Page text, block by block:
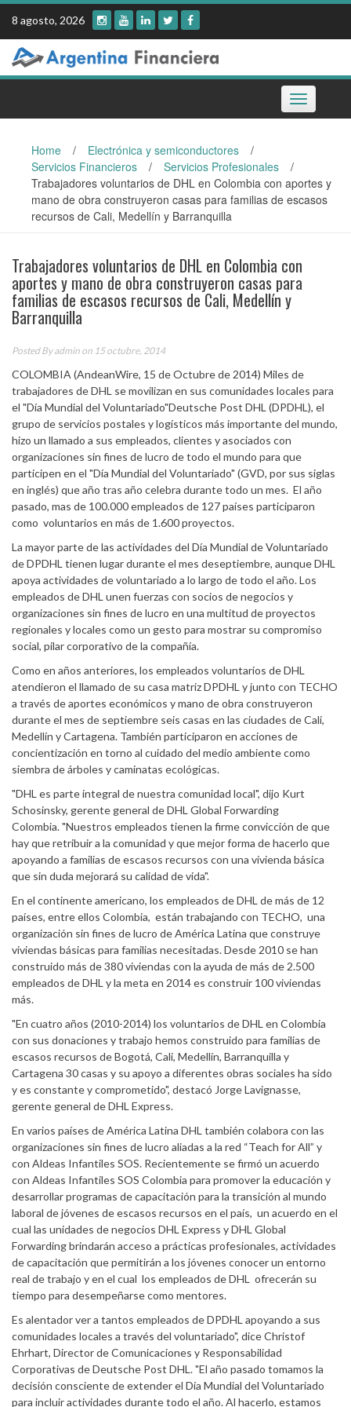
Skip
content
8 agosto, 2026
Toggle
navigation
Home / Electrónica y semiconductores
/
Servicios Financieros
/ Servicios Profesionales
/
Trabajadores voluntarios de DHL en Colombia con aportes y
mano de obra construyeron casas para familias de escasos
recursos de Cali, Medellín y Barranquilla
Trabajadores voluntarios de DHL en Colombia con
aportes y mano de obra construyeron casas para
familias de escasos recursos de Cali, Medellín y
Barranquilla
Posted Byadmin on 15 octubre, 2014
COLOMBIA (AndeanWire, 15 de Octubre de 2014) Miles de
trabajadores de DHL se movilizan en sus comunidades locales para
el "Día Mundial del Voluntariado"Deutsche Post DHL (DPDHL), el
grupo de servicios postales y logísticos más importante del mundo,
hizo un llamado a sus empleados, clientes y asociados con
organizaciones sin fines de lucro de todo el mundo para que
participen en el "Día Mundial del Voluntariado" (GVD, por sus siglas
en inglés) que año tras año celebra durante todo un mes. El año
pasado, mas de 100.000 empleados de 127 países participaron
como voluntarios en más de 1.600 proyectos.
La mayor parte de las actividades del Día Mundial de Voluntariado
de DPDHL tienen lugar durante el mes deseptiembre, aunque DHL
apoya actividades de voluntariado a lo largo de todo el año. Los
empleados de DHL unen fuerzas con socios de negocios y
organizaciones sin fines de lucro en una multitud de proyectos
regionales y locales como un gesto para mostrar su compromiso
social, pilar corporativo de la compañía.
Como en años anteriores, los empleados voluntarios de DHL
atendieron el llamado de su casa matriz DPDHL y junto con TECHO
a través de aportes económicos y mano de obra construyeron
durante el mes de septiembre seis casas en las ciudades de Cali,
Medellín y Cartagena. También participaron en acciones de
concientización en torno al cuidado del medio ambiente como
siembra de árboles y caminatas ecológicas.
"DHL es parte integral de nuestra comunidad local", dijo Kurt
Schosinsky, gerente general de DHL Global Forwarding
Colombia. "Nuestros empleados tienen la firme convicción de que
hay que retribuir a la comunidad y que mejor forma de hacerlo que
apoyando a familias de escasos recursos con una vivienda básica
que sin duda mejorará su calidad de vida".
En el continente americano, los empleados de DHL de más de 12
países, entre ellos Colombia, están trabajando con TECHO, una
organización sin fines de lucro de América Latina que construye
viviendas básicas para familias necesitadas. Desde 2010 se han
construido más de 380 viviendas con la ayuda de más de 2.500
empleados de DHL y la meta en 2014 es construir 100 viviendas
más.
"En cuatro años (2010-2014) los voluntarios de DHL en Colombia
con sus donaciones y trabajo hemos construido para familias de
escasos recursos de Bogotá, Cali, Medellín, Barranquilla y
Cartagena 30 casas y su apoyo a diferentes obras sociales ha sido
y es constante y comprometido", destacó Jorge Lavignasse,
gerente general de DHL Express.
En varios países de América Latina DHL también colabora con las
organizaciones sin fines de lucro aliadas a la red “Teach for All” y
con Aldeas Infantiles SOS. Recientemente se firmó un acuerdo
con Aldeas Infantiles SOS Colombia para promover la educación y
desarrollar programas de capacitación para la transición al mundo
laboral de jóvenes de escasos recursos en el país, un acuerdo en el
cual las unidades de negocios DHL Express y DHL Global
Forwarding brindarán acceso a prácticas profesionales, actividades
de capacitación que permitirán a los jóvenes conocer un entorno
real de trabajo y en el cual los empleados de DHL ofrecerán su
tiempo para desempeñarse como mentores.
Es alentador ver a tantos empleados de DPDHL apoyando a sus
comunidades locales a través del voluntariado", dice Christof
Ehrhart, Director de Comunicaciones y Responsabilidad
Corporativas de Deutsche Post DHL. "El año pasado tomamos la
decisión consciente de extender el Día Mundial del Voluntariado
para incluir actividades durante todo el año. Al hacerlo, estamos